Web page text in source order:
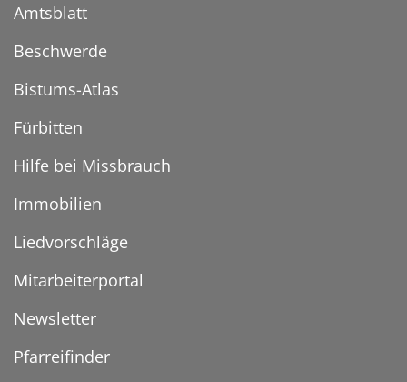
Amtsblatt
Beschwerde
Bistums-Atlas
Fürbitten
Hilfe bei Missbrauch
Immobilien
Liedvorschläge
Mitarbeiterportal
Newsletter
Pfarreifinder